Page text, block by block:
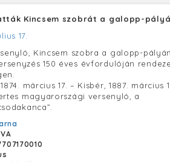
Kincsem szobrát a galopp-
17.
Kincsem szobra a galopp-
150 éves évfordulóján
március 17. – Kisbér, 1887. március
magyarországi versenyló, a